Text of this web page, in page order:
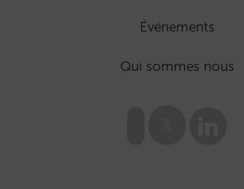
Événements
Qui sommes nous